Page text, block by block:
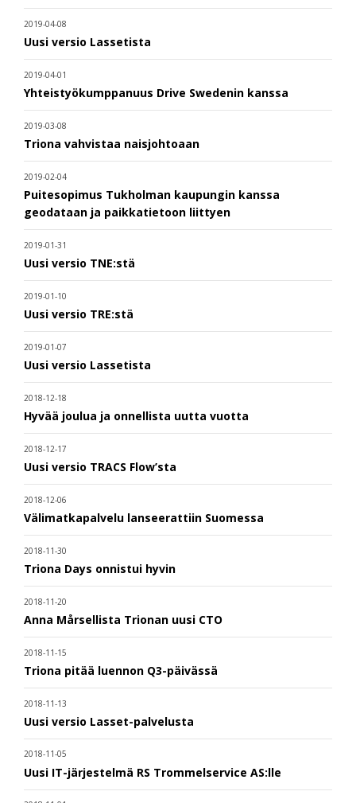
2019-04-08
Uusi versio Lassetista
2019-04-01
Yhteistyökumppanuus Drive Swedenin kanssa
2019-03-08
Triona vahvistaa naisjohtoaan
2019-02-04
Puitesopimus Tukholman kaupungin kanssa
geodataan ja paikkatietoon liittyen
2019-01-31
Uusi versio TNE:stä
2019-01-10
Uusi versio TRE:stä
2019-01-07
Uusi versio Lassetista
2018-12-18
Hyvää joulua ja onnellista uutta vuotta
2018-12-17
Uusi versio TRACS Flow’sta
2018-12-06
Välimatkapalvelu lanseerattiin Suomessa
2018-11-30
Triona Days onnistui hyvin
2018-11-20
Anna Mårsellista Trionan uusi CTO
2018-11-15
Triona pitää luennon Q3-päivässä
2018-11-13
Uusi versio Lasset-palvelusta
2018-11-05
Uusi IT-järjestelmä RS Trommelservice AS:lle